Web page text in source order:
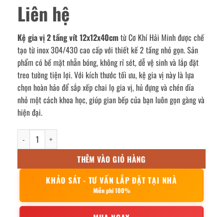
Liên hệ
Kệ gia vị 2 tầng vít 12x12x40cmtừ Cơ Khí Hải Minh được chế
tạo từ inox 304/430 cao cấp với thiết kế 2 tầng nhỏ gọn. Sản
phẩm có bề mặt nhẵn bóng, không rỉ sét, dễ vệ sinh và lắp đặt
treo tường tiện lợi. Với kích thước tối ưu, kệ gia vị này là lựa
chọn hoàn hảo để sắp xếp chai lọ gia vị, hủ đựng và chén dĩa
nhỏ một cách khoa học, giúp gian bếp của bạn luôn gọn gàng và
hiện đại.
kệ gia vị 2 tầng vít 12x12x40cm số lượng
THÊM VÀO GIỎ HÀNG
KHẢO SÁT - TƯ VẤN LẮP ĐẶT TẠI NHÀ
Miễn phí 100%